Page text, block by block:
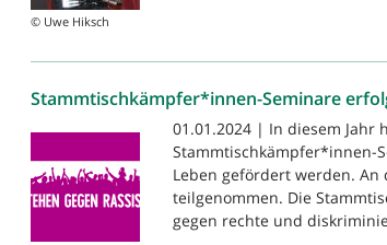
© Uwe Hiksch
Stammtischkämpfer*innen-Seminare
01.01.2024 | In diesem Jahr
Stammtischkämpfer*innen-
Leben gefördert werden.
teilgenommen. Die
gegen rechte und